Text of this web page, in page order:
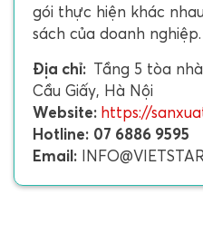
gói thực hiện khác
sách của doanh nghiệp.
Địa chỉ: Tầng 5 tòa
Cầu Giấy, Hà Nội
Website: https://
Hotline: 07 6886 9595
Email: